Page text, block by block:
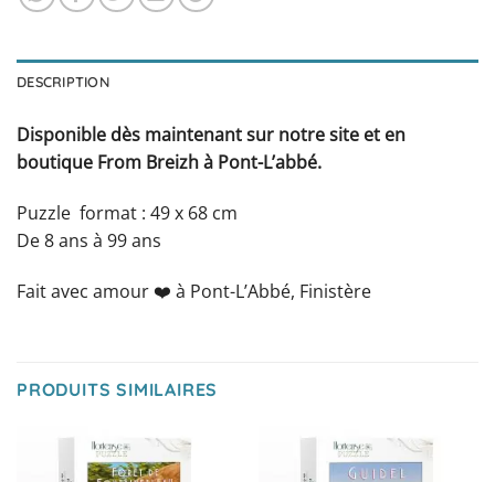
DESCRIPTION
Disponible dès maintenant sur notre site et en
boutique From Breizh à Pont-L’abbé.
Puzzle format : 49 x 68 cm
De 8 ans à 99 ans
Fait avec amour ❤️️ à Pont-L’Abbé, Finistère
PRODUITS SIMILAIRES